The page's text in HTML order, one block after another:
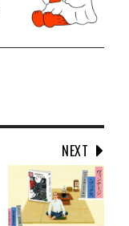
NEXT